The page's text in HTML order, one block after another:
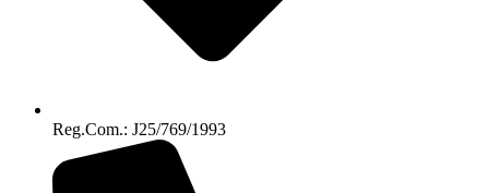
Reg.Com.: J25/769/1993